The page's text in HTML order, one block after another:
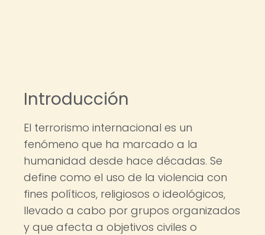
Introducción
El terrorismo internacional es un
fenómeno que ha marcado a la
humanidad desde hace décadas. Se
define como el uso de la violencia con
fines políticos, religiosos o ideológicos,
llevado a cabo por grupos organizados
y que afecta a objetivos civiles o